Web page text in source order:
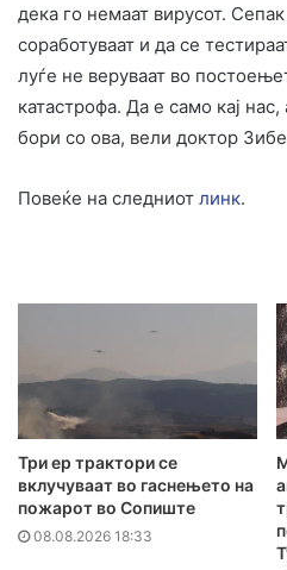
дека го немаат вирусот.
соработуваат и да се
луѓе не веруваат во
катастрофа. Да е само кај
бори со ова, вели доктор
Повеќе на следниот линк.
Три ер трактори се
вклучуваат во гаснењето на
пожарот во Сопиште
08.08.2026 18:33